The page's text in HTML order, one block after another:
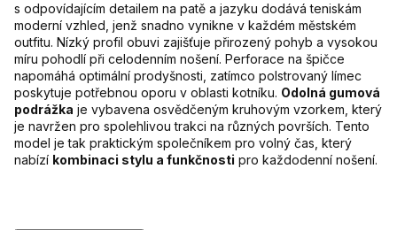
s odpovídajícím detailem na patě a jazyku dodává teniskám
moderní vzhled, jenž snadno vynikne v každém městském
outfitu. Nízký profil obuvi zajišťuje přirozený pohyb a vysokou
míru pohodlí při celodenním nošení. Perforace na špičce
napomáhá optimální prodyšnosti, zatímco polstrovaný límec
poskytuje potřebnou oporu v oblasti kotníku. Odolná gumová
podrážka je vybavena osvědčeným kruhovým vzorkem, který
je navržen pro spolehlivou trakci na různých površích. Tento
model je tak praktickým společníkem pro volný čas, který
nabízí kombinaci stylu a funkčnosti pro každodenní nošení.